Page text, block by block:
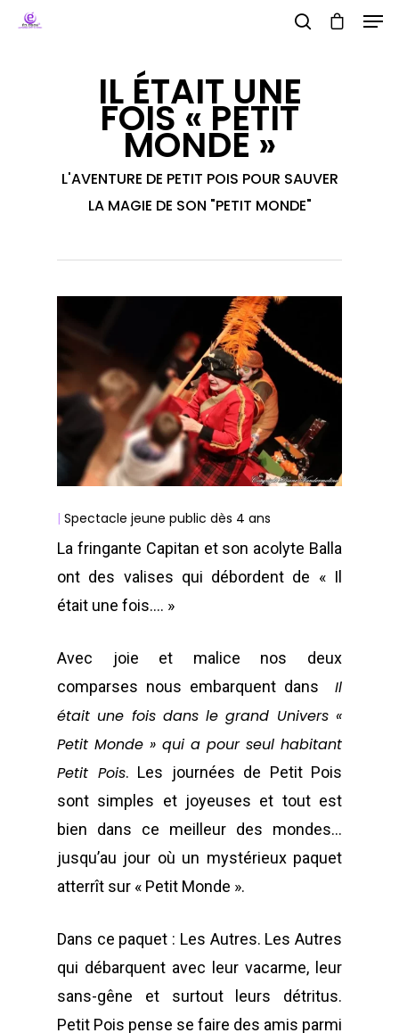
Hit enter to search or ESC to close
IL ÉTAIT UNE
FOIS « PETIT
MONDE »
L'AVENTURE DE PETIT POIS POUR SAUVER
LA MAGIE DE SON "PETIT MONDE"
| Spectacle jeune public dès 4 ans
La fringante Capitan et son acolyte Balla
ont des valises qui débordent de « Il
était une fois…. »
Avec joie et malice nos deux
comparses nous embarquent dans Il
était une fois dans le grand Univers «
Petit Monde » qui a pour seul habitant
Petit Pois. Les journées de Petit Pois
sont simples et joyeuses et tout est
bien dans ce meilleur des mondes…
jusqu’au jour où un mystérieux paquet
atterrît sur « Petit Monde ».
Dans ce paquet : Les Autres. Les Autres
qui débarquent avec leur vacarme, leur
sans-gêne et surtout leurs détritus.
Petit Pois pense se faire des amis parmi